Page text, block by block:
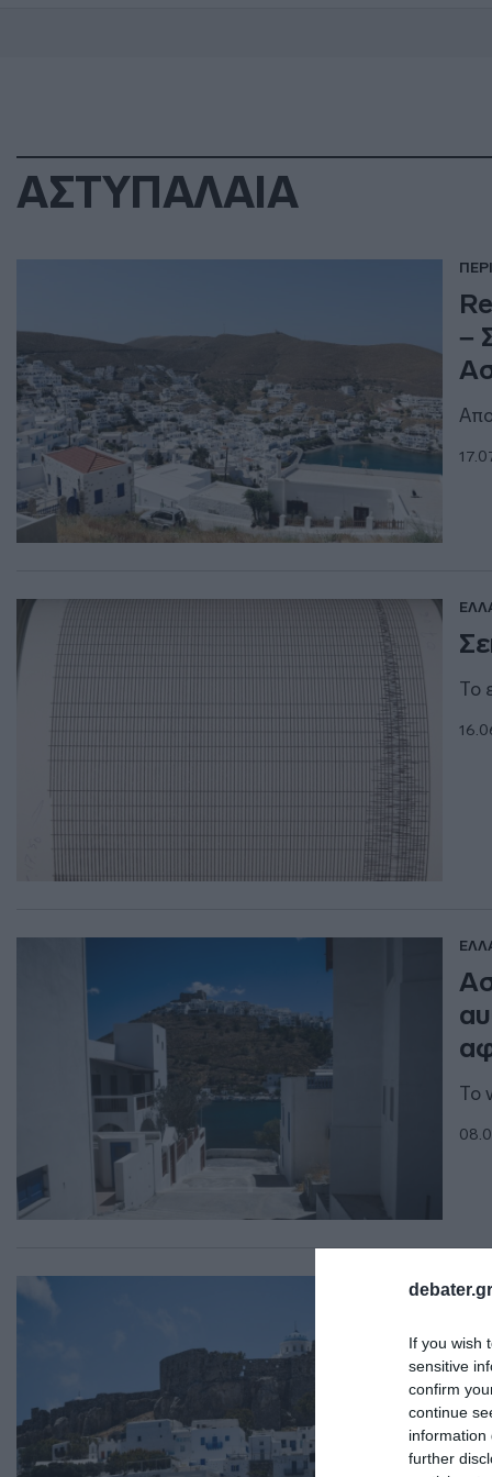
If you wish
sensitive
confirm
continue
information
further
ΑΣΤΥΠΑΛΑΙΑ
–
Το
Το
Τι